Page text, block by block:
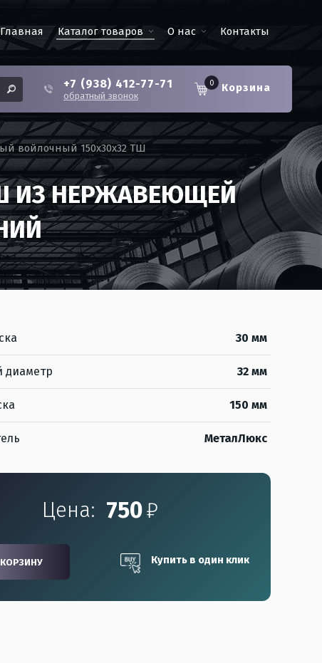
Главная Каталог товаров О нас Контакты
+7 (938) 412-77-71
обратный звонок
0 Корзина
войлочный 150х30х32 ТШ
ИЗ НЕРЖАВЕЮЩЕЙ
30 мм
диаметр 32 мм
150 мм
МеталЛюкс
Цена: 750₽
Купить в один клик